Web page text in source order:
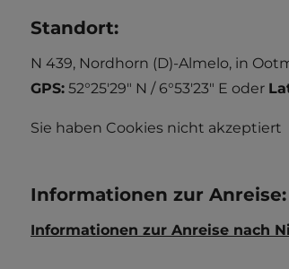
Standort:
N 439, Nordhorn (D)-Almelo, in
GPS: 52°25'29" N / 6°53'23" E oder
Sie haben Cookies nicht akzeptiert
Informationen zur Anreise:
Informationen zur Anreise nach